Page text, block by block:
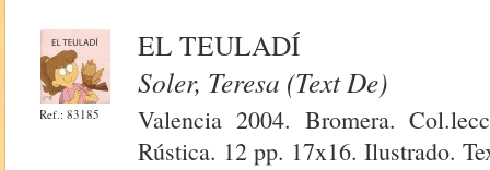
Ref.: 83185
EL TEULADÍ
Soler, Teresa (Text De)
Valencia 2004. Bromera.
Rústica. 12 pp. 17x16. Ilustrado.